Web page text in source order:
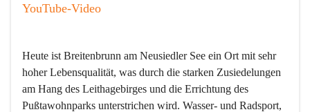
YouTube-Video
Heute ist Breitenbrunn am Neusiedler See ein Ort mit sehr
hoher Lebensqualität, was durch die starken Zusiedelungen
am Hang des Leithagebirges und die Errichtung des
Pußtawohnparks unterstrichen wird. Wasser- und Radsport,